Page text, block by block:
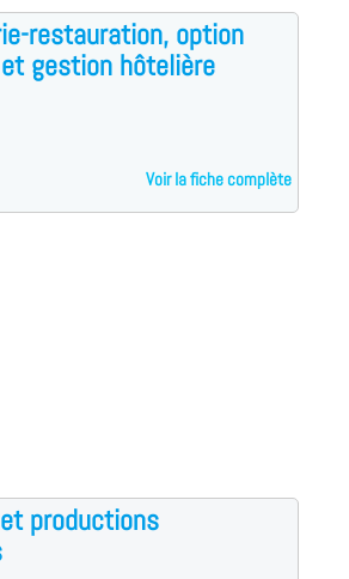
restauration, option
gestion hôtelière
Voir la fiche complète
productions